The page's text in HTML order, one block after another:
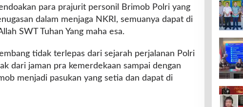
para prajurit personil Brimob Polri yang
dalam menjaga NKRI, semuanya dapat di
SWT Tuhan Yang maha esa.
tidak terlepas dari sejarah perjalanan Polri
dari jaman pra kemerdekaan sampai dengan
menjadi pasukan yang setia dan dapat di